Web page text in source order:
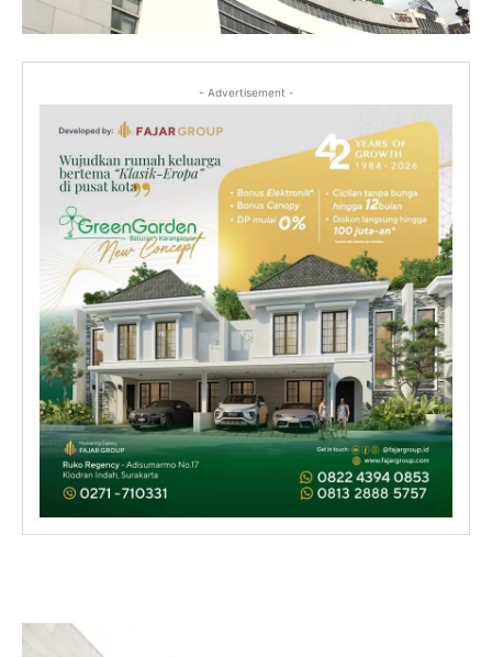
- Advertisement -